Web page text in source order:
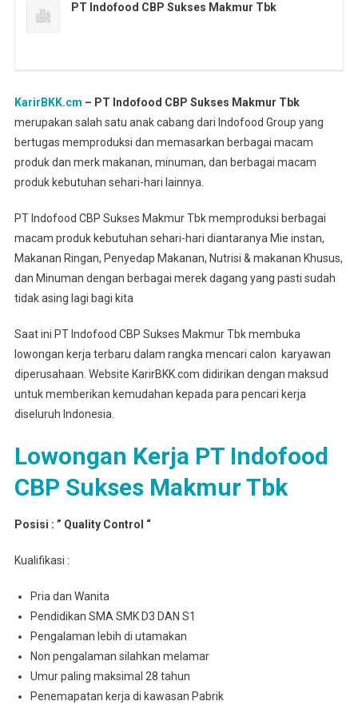
PT Indofood CBP Sukses Makmur Tbk
KarirBKK.cm – PT Indofood CBP Sukses Makmur Tbk
merupakan salah satu anak cabang dari Indofood Group yang
bertugas memproduksi dan memasarkan berbagai macam
produk dan merk makanan, minuman, dan berbagai macam
produk kebutuhan sehari-hari lainnya.
PT Indofood CBP Sukses Makmur Tbk memproduksi berbagai
macam produk kebutuhan sehari-hari diantaranya Mie instan,
Makanan Ringan, Penyedap Makanan, Nutrisi & makanan Khusus,
dan Minuman dengan berbagai merek dagang yang pasti sudah
tidak asing lagi bagi kita
Saat ini PT Indofood CBP Sukses Makmur Tbk membuka
lowongan kerja terbaru dalam rangka mencari calon karyawan
diperusahaan. Website KarirBKK.com didirikan dengan maksud
untuk memberikan kemudahan kepada para pencari kerja
diseluruh Indonesia.
Lowongan Kerja PT Indofood
CBP Sukses Makmur Tbk
Posisi : ” Quality Control “
Kualifikasi :
Pria dan Wanita
Pendidikan SMA SMK D3 DAN S1
Pengalaman lebih di utamakan
Non pengalaman silahkan melamar
Umur paling maksimal 28 tahun
Penemapatan kerja di kawasan Pabrik